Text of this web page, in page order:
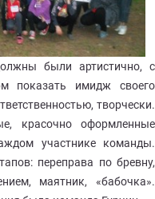
были артистично, с
показать имидж своего
творчески.
красочно оформленные
участнике команды.
переправа по бревну,
маятник, «бабочка».